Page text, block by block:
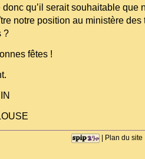
donc qu’il serait souhaitable que
notre position au ministère des
?
fêtes !
| Plan du site